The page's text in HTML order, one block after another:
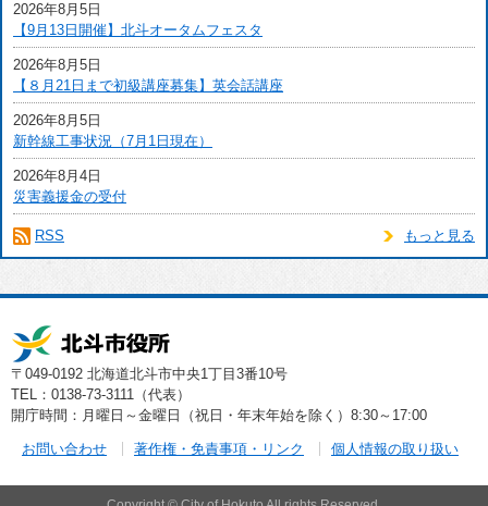
2026年8月5日
【9月13日開催】北斗オータムフェスタ
2026年8月5日
【８月21日まで初級講座募集】英会話講座
2026年8月5日
新幹線工事状況（7月1日現在）
2026年8月4日
災害義援金の受付
もっと見る
RSS
〒049-0192 北海道北斗市中央1丁目3番10号
TEL：0138-73-3111（代表）
開庁時間：月曜日～金曜日（祝日・年末年始を除く）8:30～17:00
お問い合わせ 著作権・免責事項・リンク 個人情報の取り扱い